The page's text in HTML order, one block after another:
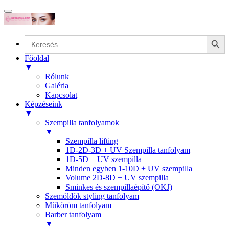
Search
for:
Search Button
Főoldal
▼
Rólunk
Galéria
Kapcsolat
Képzéseink
▼
Szempilla tanfolyamok
▼
Szempilla lifting
1D-2D-3D + UV Szempilla tanfolyam
1D-5D + UV szempilla
Minden egyben 1-10D + UV szempilla
Volume 2D-8D + UV szempilla
Sminkes és szempillaépítő (OKJ)
Szemöldök styling tanfolyam
Műköröm tanfolyam
Barber tanfolyam
▼